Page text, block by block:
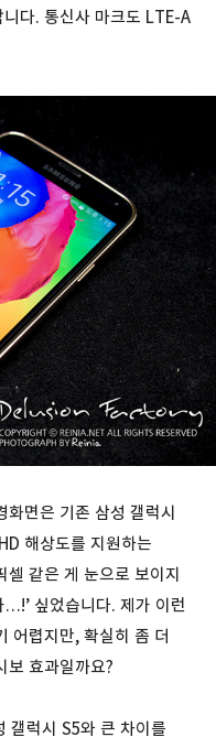
다. 통신사 마크도 LTE-A
화면은 기존 삼성 갤럭시
해상도를 지원하는
셀 같은 게 눈으로 보이지
…!’ 싶었습니다. 제가 이런
어렵지만, 확실히 좀 더
보 효과일까요?
갤럭시 S5와 큰 차이를